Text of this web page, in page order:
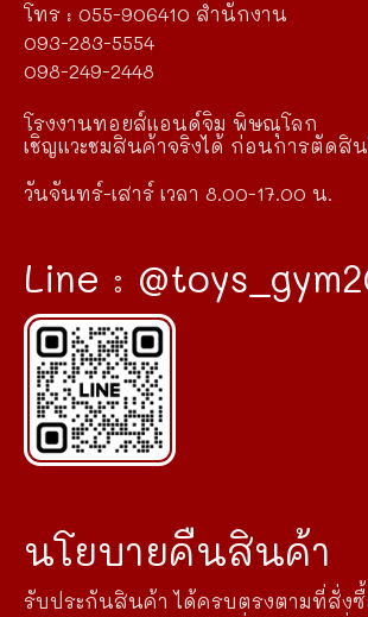
โทร : 055-906410 สำนักงาน
093-283-5554
098-249-2448
โรงงานทอยส์แอนด์จิม พิษณุโลก
เชิญแวะชมสินค้าจริงได้ ก่อนการตัดสิ
วันจันทร์-เสาร์ เวลา 8.00-17.00 น.
Line :
นโยบายคืนสินค้า
รับประกันสินค้า ได้ครบตรงตามที่สั่งซื้